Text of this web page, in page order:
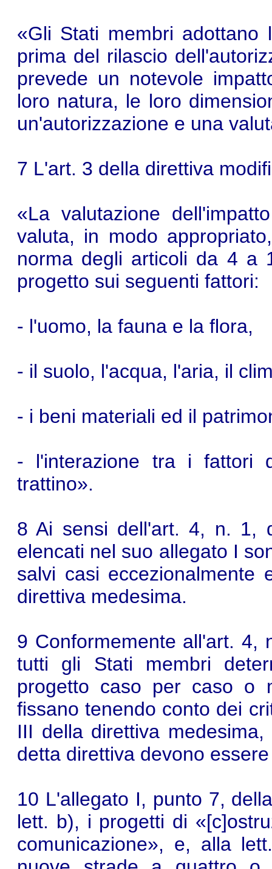
«Gli Stati membri adottano
prima del rilascio
prevede un notevole
loro natura, le loro
un'autorizzazione e una
7 L'art. 3 della direttiva
«La valutazione
valuta, in modo
norma degli articoli da 4 a
progetto sui seguenti fattori:
- l'uomo, la fauna e la flora,
- il suolo, l'acqua, l'aria, il
- i beni materiali ed il
- l'interazione tra i fattori
trattino».
8 Ai sensi dell'art. 4, n. 1,
elencati nel suo allegato I
salvi casi
direttiva medesima.
9 Conformemente all'art. 4,
tutti gli Stati membri
progetto caso per caso o
fissano tenendo conto dei
III della direttiva
detta direttiva devono
10 L'allegato I, punto 7,
lett. b), i progetti di
comunicazione», e, alla